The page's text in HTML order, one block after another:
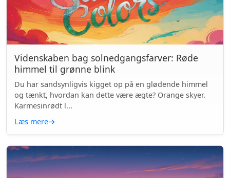
Videnskaben bag solnedgangsfarver: Røde
himmel til grønne blink
Du har sandsynligvis kigget op på en glødende himmel
og tænkt, hvordan kan dette være ægte? Orange skyer.
Karmesinrødt l...
Læs mere→